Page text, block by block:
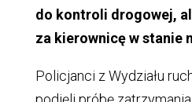
do kontroli drogowej,
za kierownicę w stanie
Policjanci z Wydziału